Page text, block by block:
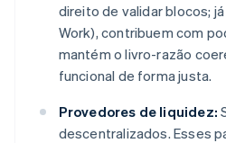
direito de validar blocos;
Work), contribuem com
mantém o livro-razão
funcional de forma justa.
Provedores de liquidez:
descentralizados. Esses